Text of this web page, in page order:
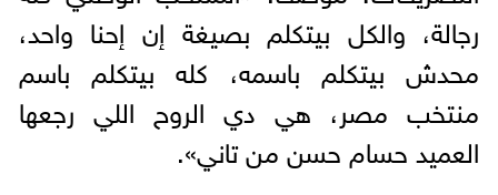
رجالة، والكل بيتكلم بصيغة إن إحنا واحد،
محدش بيتكلم باسمه، كله بيتكلم باسم
منتخب مصر، هي دي الروح اللي رجعها
العميد حسام حسن من تاني».